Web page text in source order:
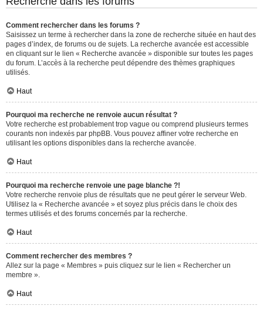
Comment rechercher dans les forums ?
Saisissez un terme à rechercher dans la zone de recherche située en haut des
pages d’index, de forums ou de sujets. La recherche avancée est accessible
en cliquant sur le lien « Recherche avancée » disponible sur toutes les pages
du forum. L’accès à la recherche peut dépendre des thèmes graphiques
utilisés.
Haut
Pourquoi ma recherche ne renvoie aucun résultat ?
Votre recherche est probablement trop vague ou comprend plusieurs termes
courants non indexés par phpBB. Vous pouvez affiner votre recherche en
utilisant les options disponibles dans la recherche avancée.
Haut
Pourquoi ma recherche renvoie une page blanche ?!
Votre recherche renvoie plus de résultats que ne peut gérer le serveur Web.
Utilisez la « Recherche avancée » et soyez plus précis dans le choix des
termes utilisés et des forums concernés par la recherche.
Haut
Comment rechercher des membres ?
Allez sur la page « Membres » puis cliquez sur le lien « Rechercher un
membre ».
Haut